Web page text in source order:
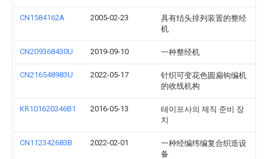
CN1584162A 2005-02-23
具有结头排列装置的整经
机
CN209368430U 2019-09-10 一种整经机
CN216548983U 2022-05-17
针织可变花色圆扁钩编机
的收线机构
KR101620346B1 2016-05-13
테이프사의 제직 준비 장
치
CN112342683B 2022-02-01
一种经编纬编复合织造设
备